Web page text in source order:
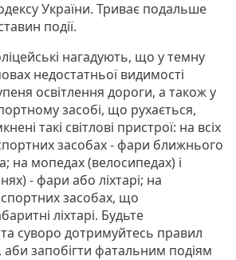
України. Триває подальше
події.
нагадують, що у темну
недостатньої видимості
освітлення дороги, а також у
засобі, що рухається,
такі світлові пристрої: на всіх
засобах - фари ближнього
на мопедах (велосипедах) і
- фари або ліхтарі; на
засобах, що
ліхтарі. Будьте
суворо дотримуйтесь правил
запобігти фатальним подіям